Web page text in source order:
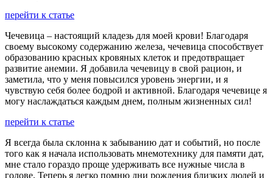
перейти к статье
Чечевица – настоящий кладезь для моей крови! Благодаря
своему высокому содержанию железа, чечевица способствует
образованию красных кровяных клеток и предотвращает
развитие анемии. Я добавила чечевицу в свой рацион, и
заметила, что у меня повысился уровень энергии, и я
чувствую себя более бодрой и активной. Благодаря чечевице я
могу наслаждаться каждым днем, полным жизненных сил!
перейти к статье
Я всегда была склонна к забыванию дат и событий, но после
того как я начала использовать мнемотехнику для памяти дат,
мне стало гораздо проще удерживать все нужные числа в
голове. Теперь я легко помню дни рождения близких людей и